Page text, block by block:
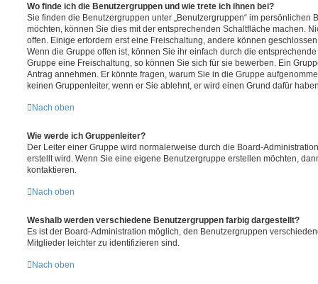
Wo finde ich die Benutzergruppen und wie trete ich ihnen bei?
Sie finden die Benutzergruppen unter „Benutzergruppen“ im persönlichen
möchten, können Sie dies mit der entsprechenden Schaltfläche machen.
offen. Einige erfordern erst eine Freischaltung, andere können
Wenn die Gruppe offen ist, können Sie ihr einfach durch die
Gruppe eine Freischaltung, so können Sie sich für sie bewerben. Ein
Antrag annehmen. Er könnte fragen, warum Sie in die Gruppe
keinen Gruppenleiter, wenn er Sie ablehnt, er wird einen Grund dafür
Nach oben
Wie werde ich Gruppenleiter?
Der Leiter einer Gruppe wird normalerweise durch die Board-
erstellt wird. Wenn Sie eine eigene Benutzergruppe erstellen möchten,
kontaktieren.
Nach oben
Weshalb werden verschiedene Benutzergruppen farbig dargestellt?
Es ist der Board-Administration möglich, den Benutzergruppen
Mitglieder leichter zu identifizieren sind.
Nach oben